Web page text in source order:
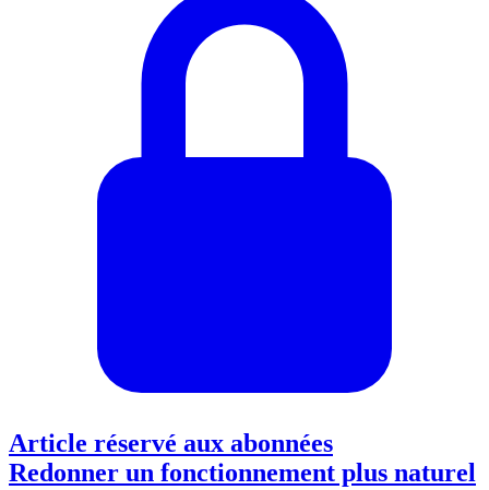
Article réservé aux abonnées
Redonner un fonctionnement plus naturel